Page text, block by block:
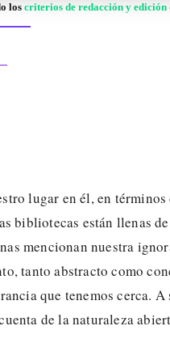
los criterios de redacción y edición
lugar en él, en
bibliotecas están llenas
mencionan nuestra
tanto abstracto como
que tenemos cerca. A
de la naturaleza